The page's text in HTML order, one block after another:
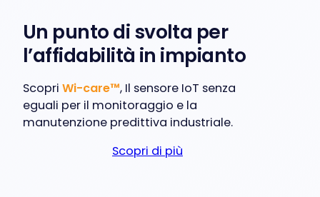
Un punto di svolta per
l’affidabilità in impianto
Scopri Wi-care™, Il sensore IoT senza
eguali per il monitoraggio e la
manutenzione predittiva industriale.
Scopri di più